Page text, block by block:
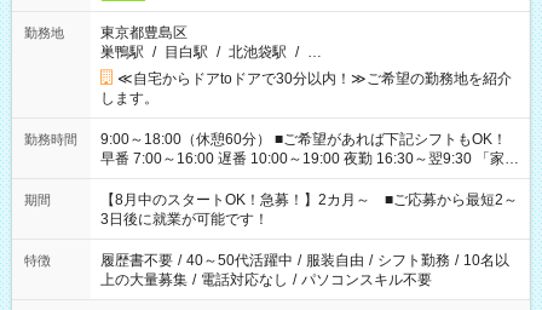
勤務地
東京都豊島区
巣鴨駅 / 目白駅 / 北池袋駅 / …
≪自宅からドアtoドアで30分以内！≫ご希望の勤務地を紹介
します。
勤務時間
9:00～18:00（休憩60分） ■ご希望があれば下記シフトもOK！
早番 7:00～16:00 遅番 10:00～19:00 夜勤 16:30～翌9:30 「家族
と休みを合わせたい」 「余裕を持って夕飯の準備がしたい」
「できれば残業はしたくない」 など、ご希望を教えてください
ね。 ※Wワーク希望の方へ 今ご覧のお仕事で希望する勤務時間
と、もう1つのお仕事の勤務時間。 合計で週40時間を超える場
合は応募できません。
期間
【8月中のスタートOK！急募！】2カ月～ ■ご応募から最短2～
3日後に就業が可能です！
特徴 履歴書不要 / 40～50代活躍中 / 服装自由 / シフト勤務 / 10名以
上の大量募集 / 電話対応なし / パソコンスキル不要